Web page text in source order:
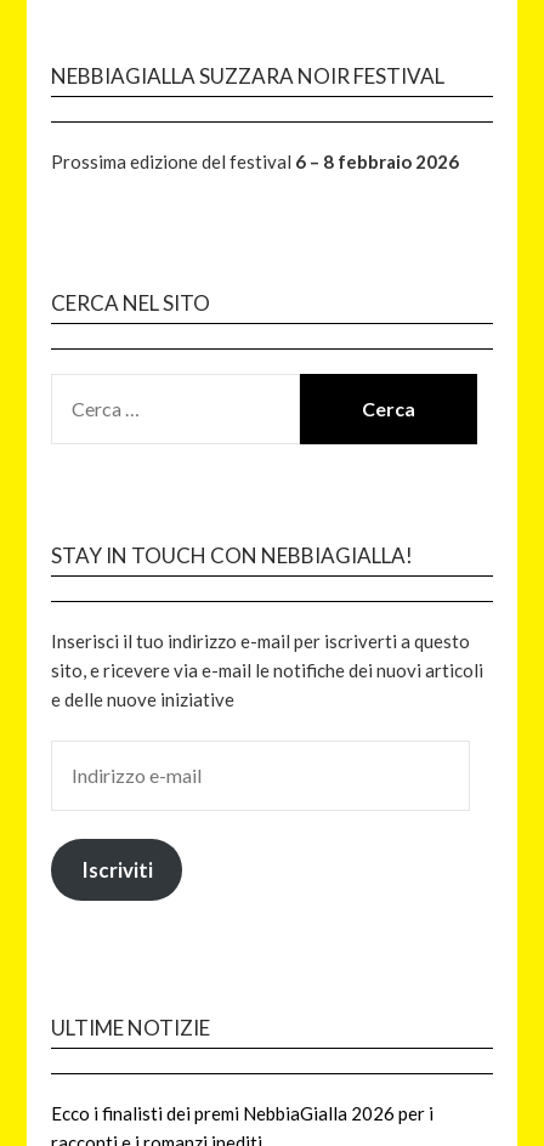
NEBBIAGIALLA SUZZARA NOIR FESTIVAL
Prossima edizione del festival 6 – 8 febbraio 2026
CERCA NEL SITO
STAY IN TOUCH CON NEBBIAGIALLA!
Inserisci il tuo indirizzo e-mail per iscriverti a questo
sito, e ricevere via e-mail le notifiche dei nuovi articoli
e delle nuove iniziative
Iscriviti
ULTIME NOTIZIE
Ecco i finalisti dei premi NebbiaGialla 2026 per i